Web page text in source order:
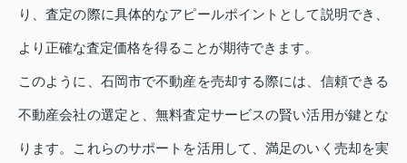
り、査定の際に具体的なアピールポイントとして説明でき、
より正確な査定価格を得ることが期待できます。
このように、石岡市で不動産を売却する際には、信頼できる
不動産会社の選定と、無料査定サービスの賢い活用が鍵とな
ります。これらのサポートを活用して、満足のいく売却を実